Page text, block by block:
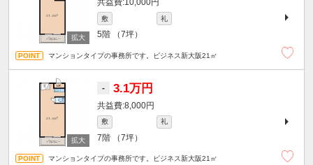
10,000円
敷 礼
5階 （7坪）
マンションタイプの事務所です。ビジネス新大阪21㎡
- 3.1万円
8,000円
敷 礼
7階 （7坪）
マンションタイプの事務所です。ビジネス新大阪21㎡